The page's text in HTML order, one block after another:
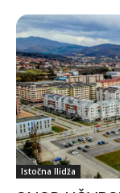
Istočna Ilidža